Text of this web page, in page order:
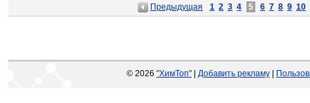
Предыдущая 1 2 3 4 5 6 7 8 9 10
© 2026 "ХимТоп" Добавить рекламу